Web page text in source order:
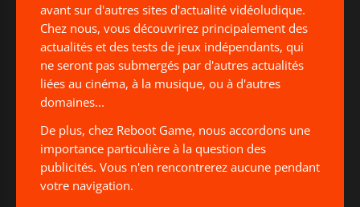
avant sur d'autres sites d'actualité vidéoludique.
Chez nous, vous découvrirez principalement des
actualités et des tests de jeux indépendants, qui
ne seront pas submergés par d'autres actualités
liées au cinéma, à la musique, ou à d'autres
domaines...
De plus, chez Reboot Game, nous accordons une
importance particulière à la question des
publicités. Vous n'en rencontrerez aucune pendant
votre navigation.